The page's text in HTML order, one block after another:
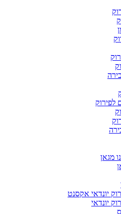
לפירוק
מגאן
יונדאי אקסנט
יונדאי